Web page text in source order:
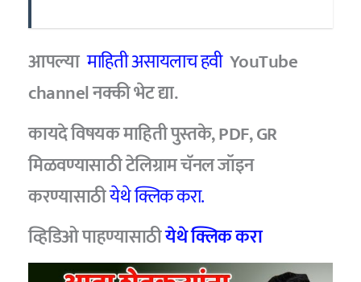
आपल्या माहिती असायलाच हवी YouTube
channelनक्की भेट द्या.
कायदे विषयक माहिती पुस्तके, PDF, GR
मिळवण्यासाठी टेलिग्राम चॅनल जॉइन
करण्यासाठीयेथे क्लिक करा.
व्हिडिओ पाहण्यासाठीयेथे क्लिक करा